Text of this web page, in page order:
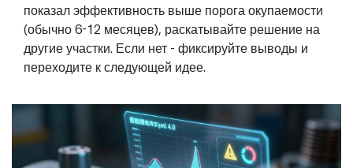
показал эффективность выше порога окупаемости
(обычно 6-12 месяцев), раскатывайте решение на
другие участки. Если нет - фиксируйте выводы и
переходите к следующей идее.